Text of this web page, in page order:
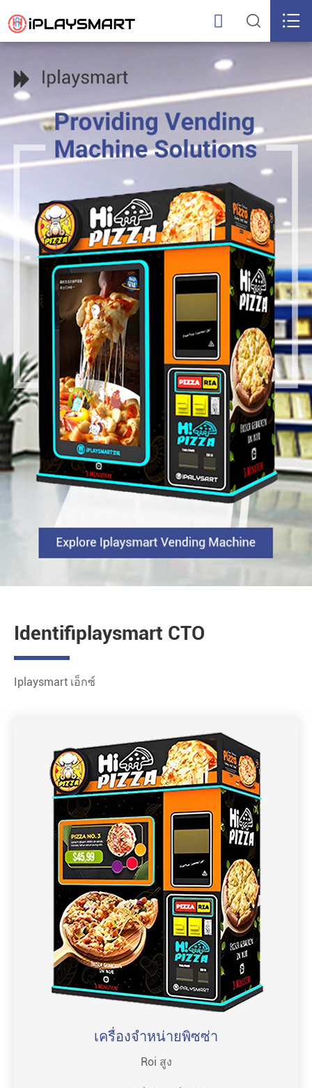
  
Identifiplaysmart CTO
Iplaysmart เอ็กซ์
เครื่องจำหน่ายพิซซ่า
Roi สูง